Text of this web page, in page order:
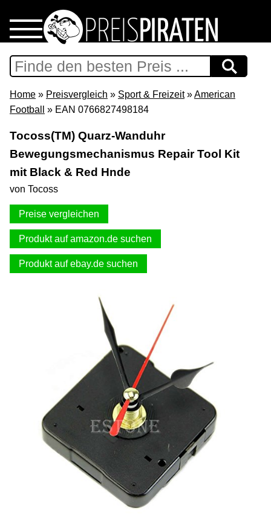
Home
Download
Support & Newsletter
Presse
Datenschutz
Impressum
Home » Preisvergleich » Sport & Freizeit»American
Football
» EAN 0766827498184
Tocoss(TM) Quarz-Wanduhr
Bewegungsmechanismus Repair Tool Kit
mit Black & Red Hnde
von Tocoss
Preise vergleichen
Produkt auf amazon.de suchen
Produkt auf ebay.de suchen